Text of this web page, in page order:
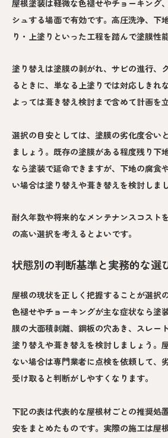
屋根塗装は軽微な色褪せやチョーキング
シュする場面で有効です。高圧洗浄、下
り・上塗りといった工程を踏んで塗膜性
塗り替えは塗膜の剥がれ、サビの進行、
るときに、単なる上塗りでは対応しきれ
よっては葺き替え検討まで含めて計画を
選択の目安としては、塗膜の劣化度合い
ましょう。既存の塗膜がある程度残り下
なら塗装で延命できますが、下地の腐食
い場合は塗り替えや葺き替えを検討しまし
耐久年数や将来的なメンテナンスコスト
の高い選択を考えるとよいです。
状態別の判断基準と実務的な選
屋根の現状を正しく把握することが選択
色褪せやチョーキングが主な症状なら塗
膜の大面積剥離、鋼板の穴あき、スレー
塗り替えや葺き替えを検討しましょう。
ない場合は専門業者に点検を依頼して、
受け取ると判断がしやすくなります。
下記の表は代表的な屋根材ごとの推奨処
安をまとめたものです。実際の施工は屋